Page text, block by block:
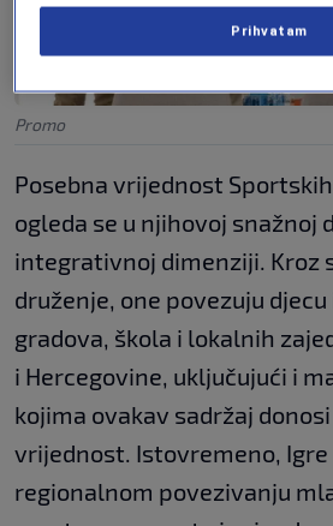
Promo
Posebna vrijednost
ogleda se u njihovoj snažnoj
integrativnoj dimenziji. Kroz
druženje, one povezuju
gradova, škola i lokalnih
i Hercegovine, uključujući i
kojima ovakav sadržaj
vrijednost. Istovremeno,
regionalnom povezivanju
Prihvatam